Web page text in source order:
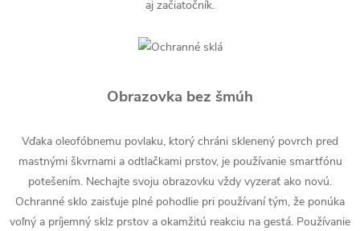
aj začiatočník.
Obrazovka bez šmúh
Vďaka oleofóbnemu povlaku, ktorý chráni sklenený povrch pred
mastnými škvrnami a odtlačkami prstov, je používanie smartfónu
potešením. Nechajte svoju obrazovku vždy vyzerať ako novú.
Ochranné sklo zaisťuje plné pohodlie pri používaní tým, že ponúka
voľný a príjemný sklz prstov a okamžitú reakciu na gestá. Používanie